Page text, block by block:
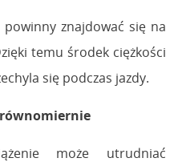
powinny znajdować się na
temu środek ciężkości
się podczas jazdy.
równomiernie
może utrudniać